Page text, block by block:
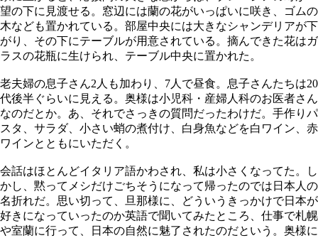
望の下に見渡せる。窓辺には蘭の花がいっぱいに咲き、ゴムの
木なども置かれている。部屋中央には大きなシャンデリアが下
がり、その下にテーブルが用意されている。摘んできた花はガ
ラスの花瓶に生けられ、テーブル中央に置かれた。
老夫婦の息子さん2人も加わり、7人で昼食。息子さんたちは20
代後半ぐらいに見える。奥様は小児科・産婦人科のお医者さん
なのだとか。あ、それでさっきの質問だったわけだ。手作りパ
スタ、サラダ、小さい蛸の煮付け、白身魚などを白ワイン、赤
ワインとともにいただく。
会話はほとんどイタリア語かわされ、私は小さくなってた。し
かし、黙ってメシだけごちそうになって帰ったのでは日本人の
名折れだ。思い切って、旦那様に、どういうきっかけで日本が
好きになっていったのか英語で聞いてみたところ、仕事で札幌
や室蘭に行って、日本の自然に魅了されたのだという。奥様に